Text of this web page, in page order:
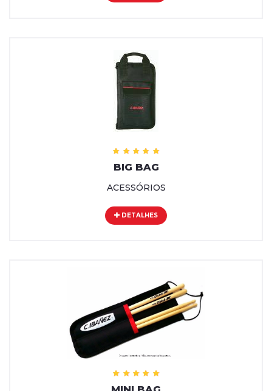
BIG BAG
ACESSÓRIOS
DETALHES